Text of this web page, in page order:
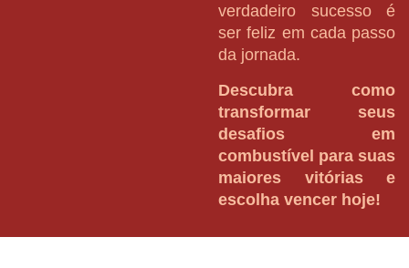
verdadeiro sucesso é
ser feliz em cada passo
da jornada.
Descubra como
transformar seus
desafios em
combustível para suas
maiores vitórias e
escolha vencer hoje!